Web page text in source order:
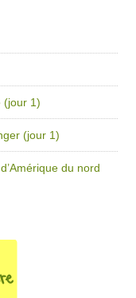
(jour 1)
(jour 1)
du nord